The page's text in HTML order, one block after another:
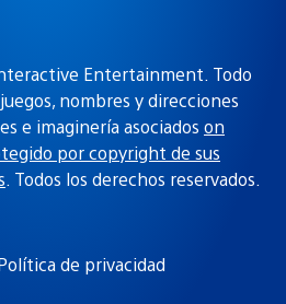
Entertainment. Todo
nombres y direcciones
e imaginería asociados on
por copyright de sus
. Todos los derechos reservados.
de privacidad